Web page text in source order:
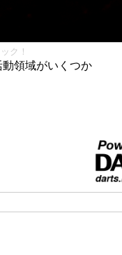
ク！
領域がいくつか